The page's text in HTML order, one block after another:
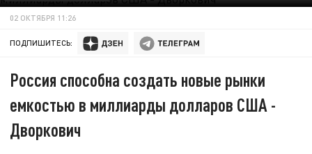
02 ОКТЯБРЯ 11:26
ПОДПИШИТЕСЬ:
Россия способна создать новые рынки
емкостью в миллиарды долларов США -
Дворкович